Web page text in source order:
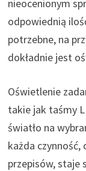
nieocenionym
odpowiednią
potrzebne, na
dokładnie jest
Oświetlenie
takie jak taśmy
światło na
każda
przepisów, staje